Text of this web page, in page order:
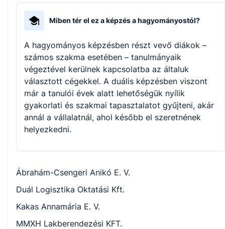
Miben tér el ez a képzés a hagyományostól?
A hagyományos képzésben részt vevő diákok –
számos szakma esetében – tanulmányaik
végeztével kerülnek kapcsolatba az általuk
választott cégekkel. A duális képzésben viszont
már a tanulói évek alatt lehetőségük nyílik
gyakorlati és szakmai tapasztalatot gyűjteni, akár
annál a vállalatnál, ahol később el szeretnének
helyezkedni.
Ábrahám-Csengeri Anikó E. V.
Duál Logisztika Oktatási Kft.
Kakas Annamária E. V.
MMXH Lakberendezési KFT.